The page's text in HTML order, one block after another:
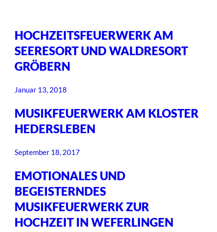
HOCHZEITSFEUERWERK AM
SEERESORT UND WALDRESORT
GRÖBERN
Januar 13, 2018
MUSIKFEUERWERK AM KLOSTER
HEDERSLEBEN
September 18, 2017
EMOTIONALES UND
BEGEISTERNDES
MUSIKFEUERWERK ZUR
HOCHZEIT IN WEFERLINGEN